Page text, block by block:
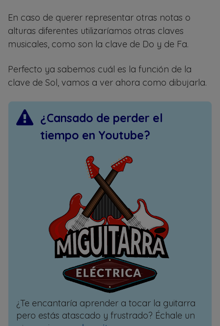
En caso de querer representar otras notas o
alturas diferentes utilizaríamos otras claves
musicales, como son la clave de Do y de Fa.
Perfecto ya sabemos cuál es la función de la
clave de Sol, vamos a ver ahora como dibujarla.
¿Cansado de perder el
tiempo en Youtube?
¿Te encantaría aprender a tocar la guitarra
pero estás atascado y frustrado? Échale un